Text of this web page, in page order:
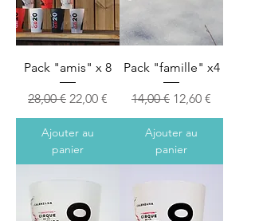
Pack "amis" x 8
Prix original
28,00 € Prix promotionnel
22,00 €
Ajouter au
panier
Pack "famille" x4
Prix original
14,00 € Prix
12,60 €
Ajouter au
panier